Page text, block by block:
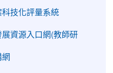
技化評量系統
資源入口網(教師研